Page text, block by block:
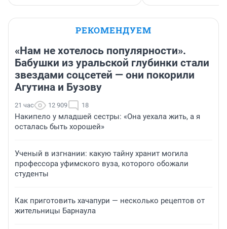
РЕКОМЕНДУЕМ
«Нам не хотелось популярности».
Бабушки из уральской глубинки стали
звездами соцсетей — они покорили
Агутина и Бузову
21 час 12 909 18
Накипело у младшей сестры: «Она уехала жить, а я
осталась быть хорошей»
Ученый в изгнании: какую тайну хранит могила
профессора уфимского вуза, которого обожали
студенты
Как приготовить хачапури — несколько рецептов от
жительницы Барнаула